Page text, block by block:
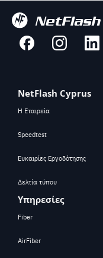
NetFlash Cyprus
Η Εταιρεία
Speedtest
Ευκαιρίες Εργοδότησης
Δελτία τύπου
Υπηρεσίες
Fiber
AirFiber